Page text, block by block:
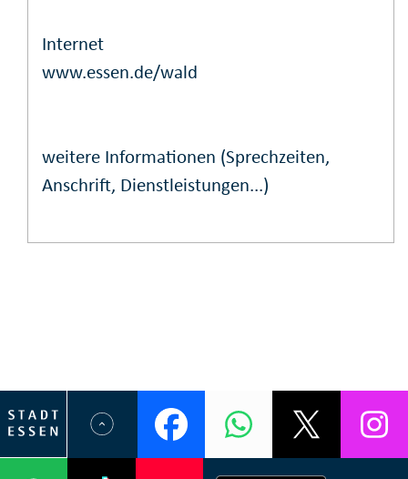
Internet
www.essen.de/wald
weitere Informationen (Sprechzeiten,
Anschrift, Dienstleistungen...)